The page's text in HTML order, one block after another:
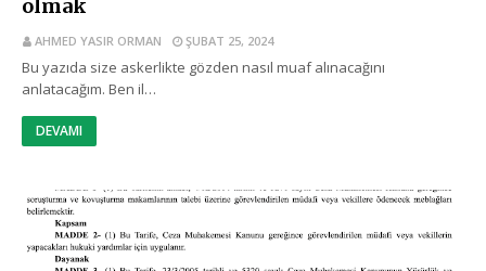
olmak
AHMED YASIR ORMAN ŞUBAT 25, 2024
Bu yazıda size askerlikte gözden nasıl muaf alınacağını
anlatacağım. Ben il…
DEVAMI